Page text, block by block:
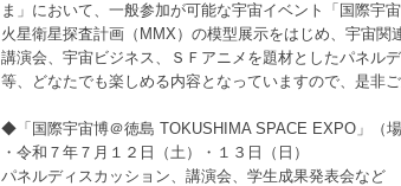
ま」において、一般参加が可能な宇宙イベント「国際宇
火星衛星探査計画（MMX）の模型展示をはじめ、宇宙
講演会、宇宙ビジネス、ＳＦアニメを題材としたパネル
等、どなたでも楽しめる内容となっていますので、是非ご
◆「国際宇宙博＠徳島 TOKUSHIMA SPACE EXPO」（場
・令和７年７月１２日（土）・１３日（日）
パネルディスカッション、講演会、学生成果発表会など